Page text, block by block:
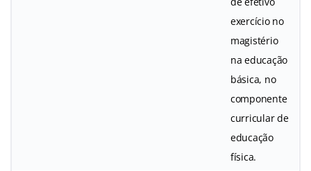
exercício no
magistério
na educação
básica, no
componente
curricular de
educação
física.